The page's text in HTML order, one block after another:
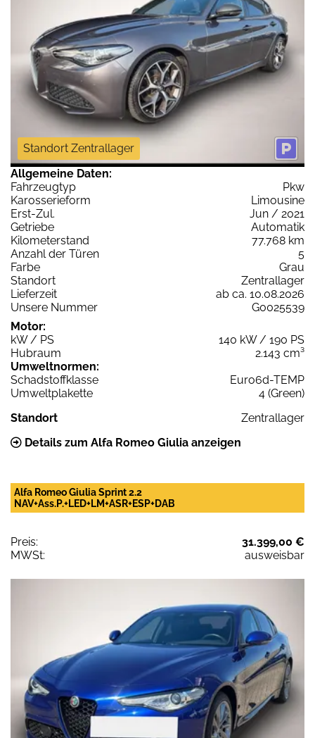
Standort Zentrallager
Allgemeine Daten:
Fahrzeugtyp
Pkw
Karosserieform
Limousine
Erst-Zul.
Jun / 2021
Getriebe
Automatik
Kilometerstand
77.768 km
Anzahl der Türen
5
Farbe
Grau
Standort
Zentrallager
Lieferzeit
ab ca. 10.08.2026
Unsere Nummer
G0025539
Motor:
kW / PS
140 kW / 190 PS
Hubraum
2.143 cm³
Umweltnormen:
Schadstoffklasse
Euro6d-TEMP
Umweltplakette
4 (Green)
Standort
Zentrallager
Details zum Alfa Romeo Giulia anzeigen
Alfa Romeo Giulia Sprint 2.2
NAV+Ass.P.+LED+LM+ASR+ESP+DAB
Preis:
31.399,00 €
MWSt:
ausweisbar